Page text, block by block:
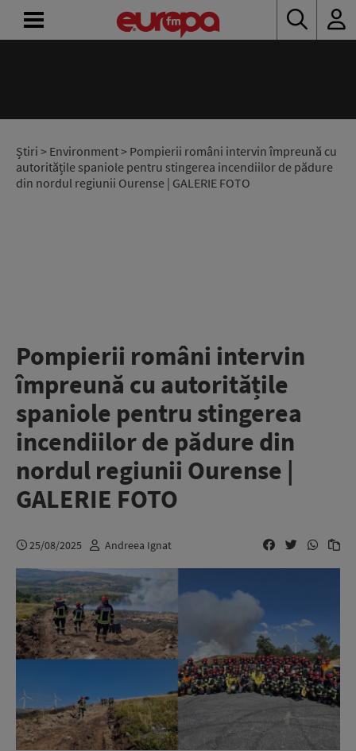
Știri > Environment> Pompierii români intervin împreună cu
autoritățile spaniole pentru stingerea incendiilor de pădure
din nordul regiunii Ourense | GALERIE FOTO
Pompierii români intervin
împreună cu autoritățile
spaniole pentru stingerea
incendiilor de pădure din
nordul regiunii Ourense |
GALERIE FOTO
25/08/2025 Andreea Ignat
RADIO
CONCURSURI